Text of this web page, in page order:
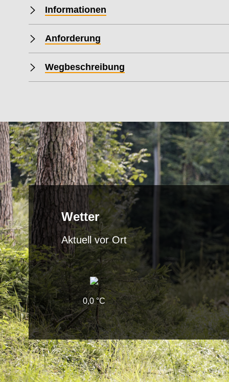
Informationen
Anforderung
Wegbeschreibung
Wetter
Aktuell vor Ort
0,0 °C